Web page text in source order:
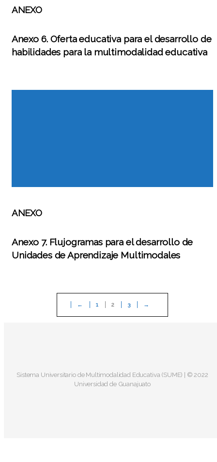
ANEXO
Anexo 6. Oferta educativa para el desarrollo de
habilidades para la multimodalidad educativa
ANEXO
Anexo 7. Flujogramas para el desarrollo de
Unidades de Aprendizaje Multimodales
← 1 2 3 →
Sistema Universitario de Multimodalidad Educativa (SUME) | © 2022
Universidad de Guanajuato